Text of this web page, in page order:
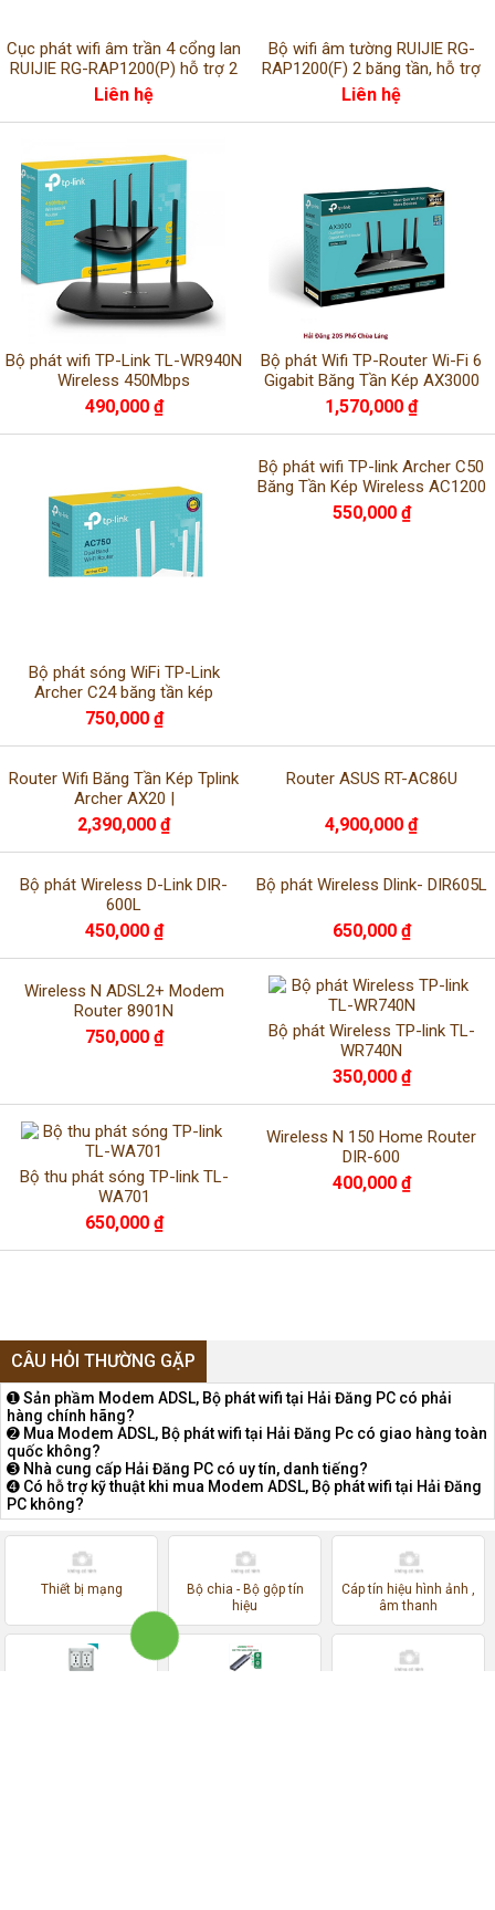
Cục phát wifi âm trần 4 cổng lan
RUIJIE RG-RAP1200(P) hỗ trợ 2
băng tần 2.4GHz 5GHz cho
khách sạn
Liên hệ
Bộ wifi âm tường RUIJIE RG-
RAP1200(F) 2 băng tần, hỗ trợ
tối đa 110 người dùng
Liên hệ
Bộ phát wifi TP-Link TL-WR940N
Wireless 450Mbps
490,000 ₫
Bộ phát Wifi TP-Router Wi-Fi 6
Gigabit Băng Tần Kép AX3000
TP-Link Archer AX50
1,570,000 ₫
Bộ phát sóng WiFi TP-Link
Archer C24 băng tần kép
750,000 ₫
Bộ phát wifi TP-link Archer C50
Băng Tần Kép Wireless AC1200
550,000 ₫
Router Wifi Băng Tần Kép Tplink
Archer AX20 |
2,390,000 ₫
Router ASUS RT-AC86U
4,900,000 ₫
Bộ phát Wireless D-Link DIR-
600L
450,000 ₫
Bộ phát Wireless Dlink- DIR605L
650,000 ₫
Wireless N ADSL2+ Modem
Router 8901N
750,000 ₫
Bộ phát Wireless TP-link TL-
WR740N
350,000 ₫
Bộ thu phát sóng TP-link TL-
WA701
650,000 ₫
Wireless N 150 Home Router
DIR-600
400,000 ₫
CÂU HỎI THƯỜNG GẶP
➊ Sản phầm Modem ADSL, Bộ phát wifi tại Hải Đăng PC có phải
hàng chính hãng?
➋ Mua Modem ADSL, Bộ phát wifi tại Hải Đăng Pc có giao hàng toàn
quốc không?
➌ Nhà cung cấp Hải Đăng PC có uy tín, danh tiếng?
➍ Có hỗ trợ kỹ thuật khi mua Modem ADSL, Bộ phát wifi tại Hải Đăng
PC không?
Thiết bị mạng
Bộ chia - Bộ gộp tín
hiệu
Cáp tín hiệu hình ảnh ,
âm thanh